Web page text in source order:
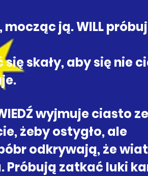
mocząc ją. WILL
skały, aby się nie
wyjmuje ciasto
żeby ostygło, ale
odkrywają, że
Próbują zatkać luki